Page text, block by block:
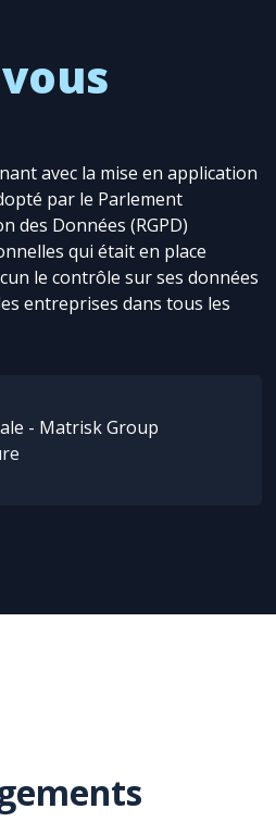
avec la mise en application
par le Parlement
des Données (RGPD)
qui était en place
le contrôle sur ses données
entreprises dans tous les
- Matrisk Group